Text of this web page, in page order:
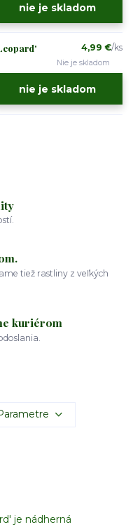
nie je skladom
4,99 €/ks
Nie je skladom
nie je skladom
tiež rastliny z veľkých
kuriérom
je nádherná